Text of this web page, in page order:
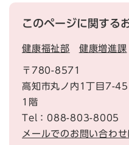
このページに関する
健康福祉部 健康増進課
〒780-8571
高知市丸ノ内1丁目7-
1階
Tel：088-803-8005
メールでのお問い合わ